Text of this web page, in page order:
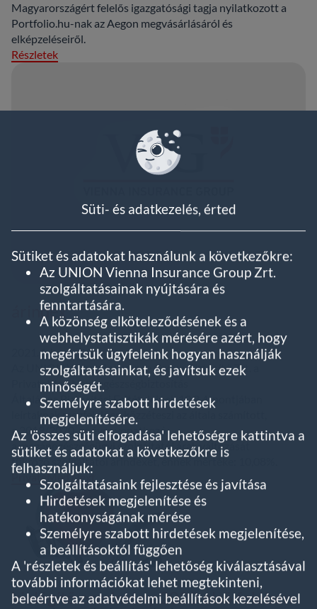
Süti- és adatkezelés, érted
Sütiket és adatokat használunk a következőkre:
Az UNION Vienna Insurance Group Zrt.
szolgáltatásainak nyújtására és
fenntartására.
A közönség elköteleződésének és a
webhelystatisztikák mérésére azért, hogy
megértsük ügyfeleink hogyan használják
szolgáltatásainkat, és javítsuk ezek
minőségét.
Személyre szabott hirdetések
megjelenítésére.
Az 'összes süti elfogadása' lehetőségre kattintva a
sütiket és adatokat a következőkre is
felhasználjuk:
Szolgáltatásaink fejlesztése és javítása
Hirdetések megjelenítése és
hatékonyságának mérése
Személyre szabott hirdetések megjelenítése,
a beállításoktól függően
A 'részletek és beállítás' lehetőség kiválasztásával
további információkat lehet megtekinteni,
beleértve az adatvédelmi beállítások kezelésével
Magyarországért felelős igazgatósági tagja nyilatkozott a
Portfolio.hu-nak az Aegon megvásárlásáról és
elképzeléseiről.
Részletek
árindex
2021. február 01.
Az UNION Vienna Insurance Group Biztosító Zrt. a
PrivateMed Next egészségbiztosítás
Általános Biztosítási Feltételeinek 10.3.4. pontjában
leírtaknak megfelelően közzéteszi az általa számított,
a 2019/2020-as évre vonatkozó,
a magánegészségügyi szolgáltatói árak változását
tükröző szolgáltatói árindexet, ennek mértéke: 10,08%.
PrivateMed Next
kielégítő eredmény 2020 első felében